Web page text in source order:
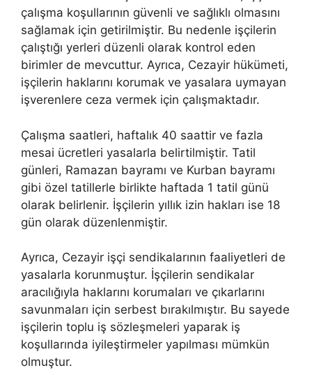
çalışma koşullarının güvenli ve sağlıklı olmasını
sağlamak için getirilmiştir. Bu nedenle işçilerin
çalıştığı yerleri düzenli olarak kontrol eden
birimler de mevcuttur. Ayrıca, Cezayir hükümeti,
işçilerin haklarını korumak ve yasalara uymayan
işverenlere ceza vermek için çalışmaktadır.
Çalışma saatleri, haftalık 40 saattir ve fazla
mesai ücretleri yasalarla belirtilmiştir. Tatil
günleri, Ramazan bayramı ve Kurban bayramı
gibi özel tatillerle birlikte haftada 1 tatil günü
olarak belirlenir. İşçilerin yıllık izin hakları ise 18
gün olarak düzenlenmiştir.
Ayrıca, Cezayir işçi sendikalarının faaliyetleri de
yasalarla korunmuştur. İşçilerin sendikalar
aracılığıyla haklarını korumaları ve çıkarlarını
savunmaları için serbest bırakılmıştır. Bu sayede
işçilerin toplu iş sözleşmeleri yaparak iş
koşullarında iyileştirmeler yapılması mümkün
olmuştur.